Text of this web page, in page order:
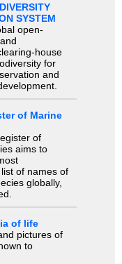
SYSTEM
open-
house
for
and
of Marine
of
aims to
of names of
globally,
of life
pictures of
to